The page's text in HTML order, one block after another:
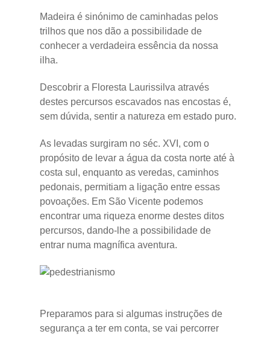
Madeira é sinónimo de caminhadas pelos
trilhos que nos dão a possibilidade de
conhecer a verdadeira essência da nossa
ilha.
Descobrir a Floresta Laurissilva através
destes percursos escavados nas encostas é,
sem dúvida, sentir a natureza em estado puro.
As levadas surgiram no séc. XVI, com o
propósito de levar a água da costa norte até à
costa sul, enquanto as veredas, caminhos
pedonais, permitiam a ligação entre essas
povoações. Em São Vicente podemos
encontrar uma riqueza enorme destes ditos
percursos, dando-lhe a possibilidade de
entrar numa magnífica aventura.
Preparamos para si algumas instruções de
segurança a ter em conta, se vai percorrer